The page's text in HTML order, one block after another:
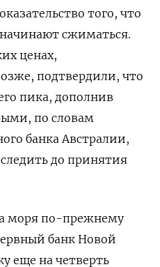
того, что
сжиматься.
ценах,
подтвердили, что
пика, дополнив
по словам
банка Австралии,
до принятия
моря по-прежнему
банк Новой
еще на четверть